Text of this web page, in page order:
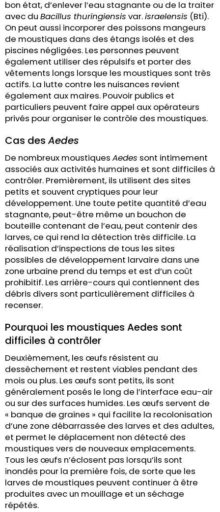
bon état, d’enlever l’eau stagnante ou de la traiter
avec du Bacillus thuringiensis var.israelensis (Bti).
On peut aussi incorporer des poissons mangeurs
de moustiques dans des étangs isolés et des
piscines négligées. Les personnes peuvent
également utiliser des répulsifs et porter des
vêtements longs lorsque les moustiques sont très
actifs. La lutte contre les nuisances revient
également aux maires. Pouvoir publics et
particuliers peuvent faire appel aux opérateurs
privés pour organiser le contrôle des moustiques.
Cas desAedes
De nombreux moustiques Aedes sont intimement
associés aux activités humaines et sont difficiles à
contrôler. Premièrement, ils utilisent des sites
petits et souvent cryptiques pour leur
développement. Une toute petite quantité d’eau
stagnante, peut-être même un bouchon de
bouteille contenant de l’eau, peut contenir des
larves, ce qui rend la détection très difficile. La
réalisation d’inspections de tous les sites
possibles de développement larvaire dans une
zone urbaine prend du temps et est d’un coût
prohibitif. Les arrière-cours qui contiennent des
débris divers sont particulièrement difficiles à
recenser.
Pourquoi les moustiques Aedes sont
difficiles à contrôler
Deuxièmement, les œufs résistent au
dessèchement et restent viables pendant des
mois ou plus. Les œufs sont petits, ils sont
généralement posés le long de l’interface eau-air
ou sur des surfaces humides. Les œufs servent de
« banque de graines » qui facilite la recolonisation
d’une zone débarrassée des larves et des adultes,
et permet le déplacement non détecté des
moustiques vers de nouveaux emplacements.
Tous les œufs n’éclosent pas lorsqu’ils sont
inondés pour la première fois, de sorte que les
larves de moustiques peuvent continuer à être
produites avec un mouillage et un séchage
répétés.